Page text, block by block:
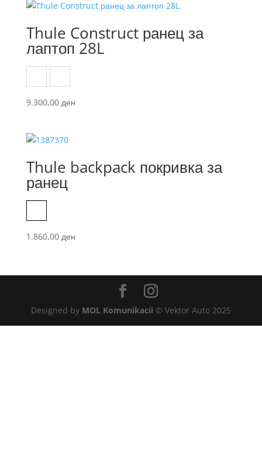
Thule Construct ранец за
лаптоп 28L
9.300,00 ден
Thule backpack покривка за
ранец
1.860,00 ден
Designed by MOL Komunikacii © Vektor Auto 2025